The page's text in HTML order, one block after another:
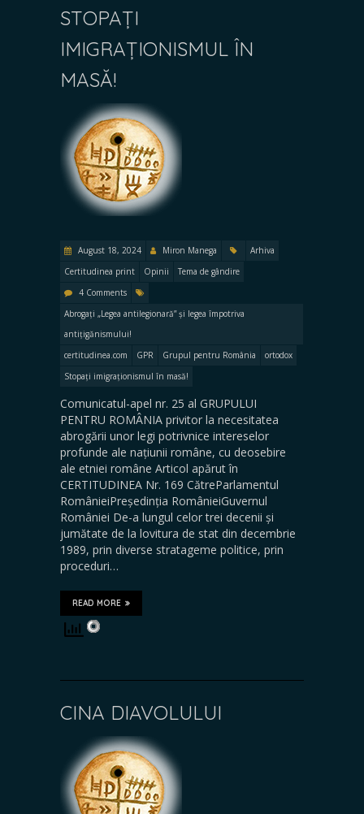
STOPAȚI
IMIGRAȚIONISMUL ÎN
MASĂ!
August 18, 2024 Miron Manega
Arhiva
Certitudinea print
Opinii
Tema de gândire
4 Comments
Abrogați „Legea antilegionară” și legea împotriva
antițigănismului!
certitudinea.com
GPR Grupul pentru România
ortodox
Stopați imigraționismul în masă!
Comunicatul-apel nr. 25 al GRUPULUI
PENTRU ROMÂNIA privitor la necesitatea
abrogării unor legi potrivnice intereselor
profunde ale națiunii române, cu deosebire
ale etniei române Articol apărut în
CERTITUDINEA Nr. 169 CătreParlamentul
RomânieiPreședinția RomânieiGuvernul
României De-a lungul celor trei decenii și
jumătate de la lovitura de stat din decembrie
1989, prin diverse stratageme politice, prin
proceduri…
READ MORE
CINA DIAVOLULUI